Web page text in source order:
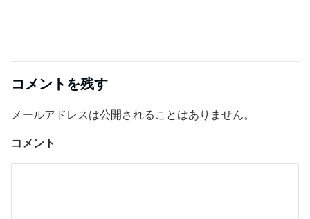
コメントを残す
メールアドレスは公開されることはありません。
コメント